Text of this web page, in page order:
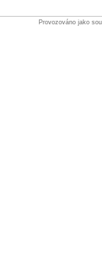
Provozováno jako